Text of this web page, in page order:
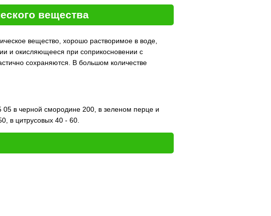
вещества
вещество, хорошо растворимое в воде,
и окисляющееся при соприкосновении с
сохраняются. В большом количестве
в черной смородине 200, в зеленом перце и
в цитрусовых 40 - 60.